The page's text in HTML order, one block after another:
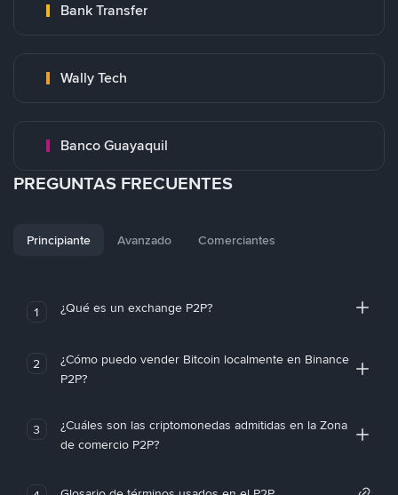
Bank Transfer
Wally Tech
Banco Guayaquil
PREGUNTAS FRECUENTES
Principiante Avanzado Comerciantes
1 ¿Qué es un exchange P2P?
2
¿Cómo puedo vender Bitcoin localmente en Binance
P2P?
3
¿Cuáles son las criptomonedas admitidas en la Zona
de comercio P2P?